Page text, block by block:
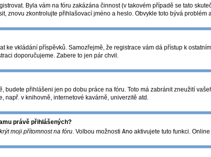
Byla vám na fóru zakázána činnost (v takovém případě se tato
znovu zkontrolujte přihlašovací jméno a heslo. Obvykle toto bývá
ke vkládání příspěvků. Samozřejmě, že registrace vám dá přístup k
doporučujeme. Zabere to jen pár chvil.
, budete přihlášeni jen po dobu práce na fóru. Toto má zabránit zneužití
např. v knihovně, internetové kavárně, univerzitě atd.
právě přihlášených?
moji přítomnost na fóru. Volbou možnosti Ano aktivujete tuto funkci.